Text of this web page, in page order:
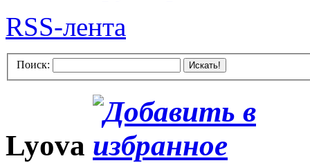
RSS-лента
Поиск: Искать!
Lyova